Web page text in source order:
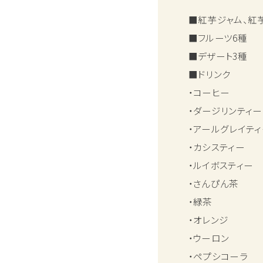
■紅芋ジャム、紅
■フルーツ6種
■デザート3種
■ドリンク
・コーヒー
・ダージリンティー
・アールグレイテ
・カシスティー
・ルイボスティー
・さんぴん茶
・緑茶
・オレンジ
・ウーロン
・ペプシコーラ